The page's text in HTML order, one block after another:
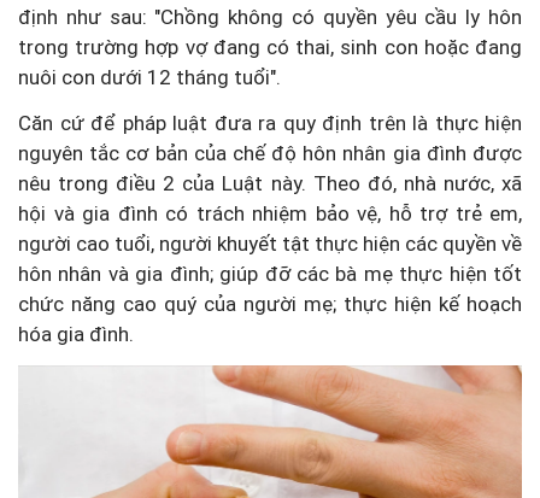
định như sau: "Chồng không có quyền yêu cầu ly hôn
trong trường hợp vợ đang có thai, sinh con hoặc đang
nuôi con dưới 12 tháng tuổi".
Căn cứ để pháp luật đưa ra quy định trên là thực hiện
nguyên tắc cơ bản của chế độ hôn nhân gia đình được
nêu trong điều 2 của Luật này. Theo đó, nhà nước, xã
hội và gia đình có trách nhiệm bảo vệ, hỗ trợ trẻ em,
người cao tuổi, người khuyết tật thực hiện các quyền về
hôn nhân và gia đình; giúp đỡ các bà mẹ thực hiện tốt
chức năng cao quý của người mẹ; thực hiện kế hoạch
hóa gia đình.